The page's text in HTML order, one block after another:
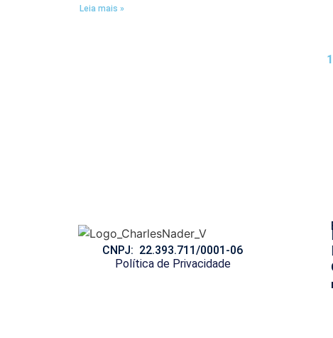
Leia mais »
1
CNPJ: 22.393.711/0001-06
Política de Privacidade